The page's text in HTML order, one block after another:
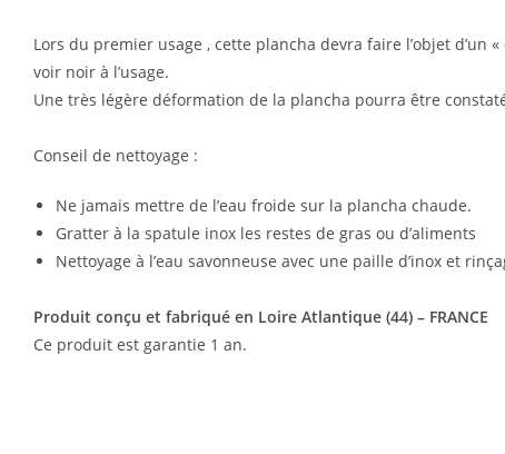
Lors du premier usage , cette plancha devra faire l’objet
voir noir à l’usage.
Une très légère déformation de la plancha pourra être
Conseil de nettoyage :
Ne jamais mettre de l’eau froide sur la plancha chaude.
Gratter à la spatule inox les restes de gras ou d’aliments
Nettoyage à l’eau savonneuse avec une paille d’inox et
Produit conçu et fabriqué en Loire Atlantique (44) – FRANCE
Ce produit est garantie 1 an.